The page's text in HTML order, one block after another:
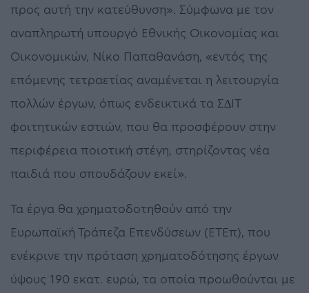
προς αυτή την κατεύθυνση». Σύµφωνα µε τον
αναπληρωτή υπουργό Εθνικής Οικονοµίας και
Οικονοµικών, Νίκο Παπαθανάση, «εντός της
επόµενης τετραετίας αναµένεται η λειτουργία
πολλών έργων, όπως ενδεικτικά τα Σ∆ΙΤ
φοιτητικών εστιών, που θα προσφέρουν στην
περιφέρεια ποιοτική στέγη, στηρίζοντας νέα
παιδιά που σπουδάζουν εκεί».
Τα έργα θα χρηµατοδοτηθούν από την
Ευρωπαϊκή Τράπεζα Επενδύσεων (ΕΤΕπ), που
ενέκρινε την πρόταση χρηµατοδότησης έργων
ύψους 190 εκατ. ευρώ, τα οποία προωθούνται µε